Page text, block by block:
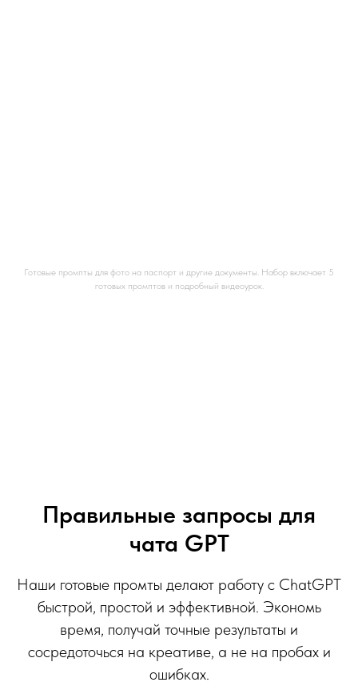
Готовые промпты для фото на паспорт и другие документы. Набор включает 5
готовых промптов и подробный видеоурок.
Правильные запросы для
чата GPT
Наши готовые промты делают работу с ChatGPT
быстрой, простой и эффективной. Экономь
время, получай точные результаты и
сосредоточься на креативе, а не на пробах и
ошибках.